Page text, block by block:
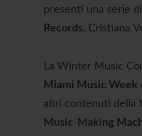
presenti una serie
Records, Cristiana
La Winter Music
Miami Music Week
altri contenuti della
Music-Making